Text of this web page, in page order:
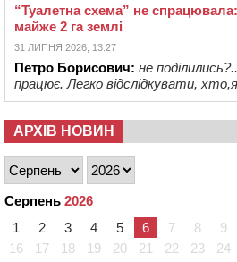
“Туалетна схема” не
майже 2 га землі
31 ЛИПНЯ 2026, 13:27
Петро Борисович: не
працює. Легко відслідкувати,
АРХІВ НОВИН
Серпень 2026
1
2 3 4 5 6 7 8 9
16
17 18 19 20 21 22 23 24